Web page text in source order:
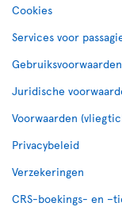
Cookies
Services voor
Juridische
Voorwaarden
Privacybeleid
Verzekeringen
CRS-boekings- en